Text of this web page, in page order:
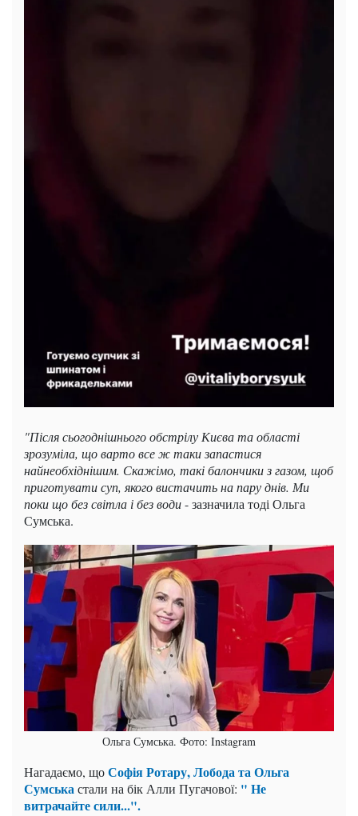
"Після сьогоднішнього обстрілу Києва та області
зрозуміла, що варто все ж таки запастися
найнеобхіднішим. Скажімо, такі балончики з газом, щоб
приготувати суп, якого вистачить на пару днів. Ми
поки що без світла і без води- зазначила тоді Ольга
Сумська.
Ольга Сумська. Фото: Instagram
Нагадаємо, щоСофія Ротару, Лобода та Ольга
Сумськастали на бік Алли Пугачової: " Не
витрачайте сили...".